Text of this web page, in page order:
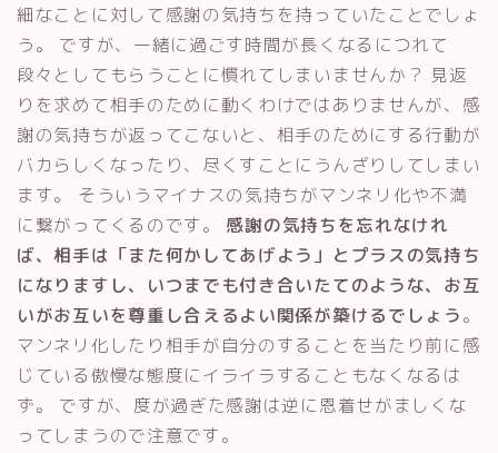
細なことに対して感謝の気持ちを持っていたことでしょ
う。 ですが、一緒に過ごす時間が長くなるにつれて
段々としてもらうことに慣れてしまいませんか？ 見返
りを求めて相手のために動くわけではありませんが、感
謝の気持ちが返ってこないと、相手のためにする行動が
バカらしくなったり、尽くすことにうんざりしてしまい
ます。 そういうマイナスの気持ちがマンネリ化や不満
に繋がってくるのです。 感謝の気持ちを忘れなけれ
ば、相手は「また何かしてあげよう」とプラスの気持ち
になりますし、いつまでも付き合いたてのような、お互
いがお互いを尊重し合えるよい関係が築けるでしょう。
マンネリ化したり相手が自分のすることを当たり前に感
じている傲慢な態度にイライラすることもなくなるは
ず。 ですが、度が過ぎた感謝は逆に恩着せがましくな
ってしまうので注意です。